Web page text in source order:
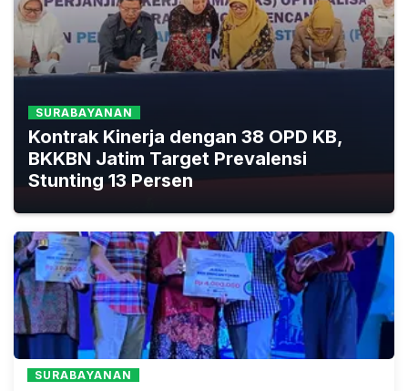
SURABAYANAN
Kontrak Kinerja dengan 38 OPD KB,
BKKBN Jatim Target Prevalensi
Stunting 13 Persen
SURABAYANAN